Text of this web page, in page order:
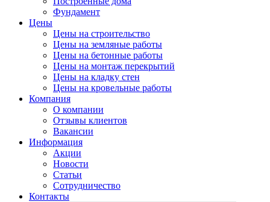
Фундамент
Цены
Цены на строительство
Цены на земляные работы
Цены на бетонные работы
Цены на монтаж перекрытий
Цены на кладку стен
Цены на кровельные работы
Компания
О компании
Отзывы клиентов
Вакансии
Информация
Акции
Новости
Статьи
Сотрудничество
Контакты